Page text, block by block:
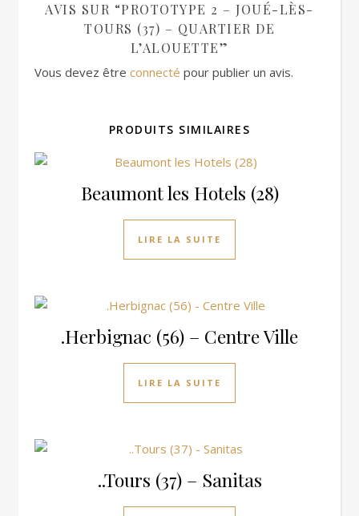
AVIS SUR “PROTOTYPE 2 – JOUÉ-LÈS-
TOURS (37) – QUARTIER DE
L’ALOUETTE”
Vous devez être connecté pour publier un avis.
PRODUITS SIMILAIRES
Beaumont les Hotels (28)
LIRE LA SUITE
.Herbignac (56) – Centre Ville
LIRE LA SUITE
..Tours (37) – Sanitas